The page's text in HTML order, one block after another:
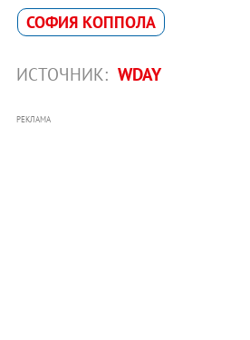
СОФИЯ КОППОЛА
ИСТОЧНИК: WDAY
РЕКЛАМА